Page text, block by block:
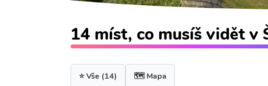
14 míst, co musíš vidět v
⭐ Vše (14) 🗺️ Mapa